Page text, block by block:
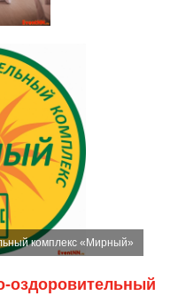
комплекс «Мирный»
оздоровительный